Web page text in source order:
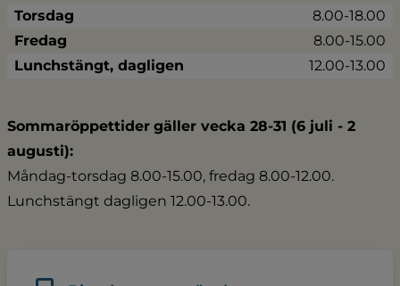
Torsdag
8.00-18.00
Fredag
8.00-15.00
Lunchstängt, dagligen
12.00-13.00
Sommaröppettider gäller vecka 28-31 (6 juli - 2
augusti):
Måndag-torsdag 8.00-15.00, fredag 8.00-12.00.
Lunchstängt dagligen 12.00-13.00.